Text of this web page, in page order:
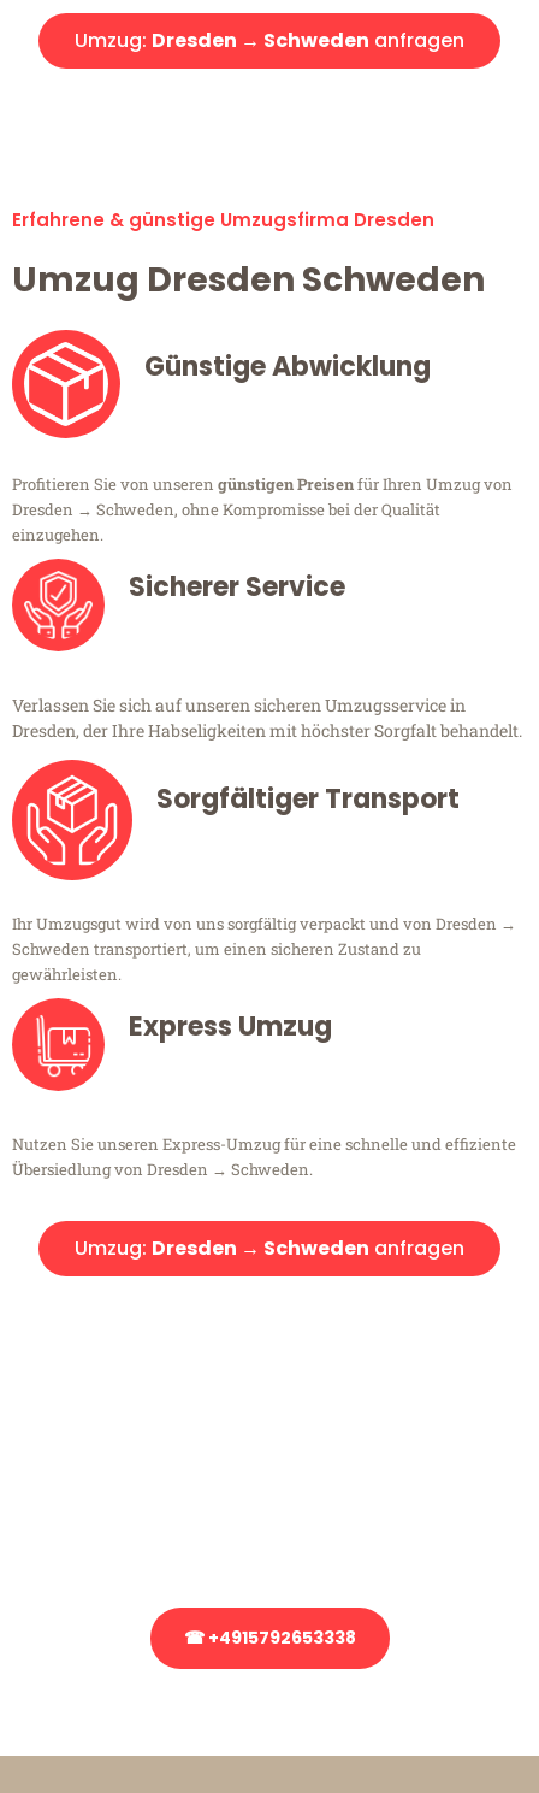
Umzug: Dresden → Schweden anfragen
Erfahrene & günstige Umzugsfirma Dresden
Umzug Dresden Schweden
Günstige Abwicklung
Profitieren Sie von unseren günstigen Preisenfür Ihren Umzug von
Dresden → Schweden, ohne Kompromisse bei der Qualität
einzugehen.
Sicherer Service
Verlassen Sie sich auf unseren sicheren Umzugsservice in
Dresden, der Ihre Habseligkeiten mit höchster Sorgfalt behandelt.
Sorgfältiger Transport
Ihr Umzugsgut wird von uns sorgfältig verpackt und von Dresden →
Schweden transportiert, um einen sicheren Zustand zu
gewährleisten.
Express Umzug
Nutzen Sie unseren Express-Umzug für eine schnelle und effiziente
Übersiedlung von Dresden → Schweden.
Umzug: Dresden → Schweden anfragen
☎ +4915792653338